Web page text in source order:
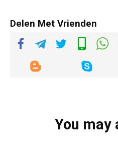
Delen Met Vrienden
You may